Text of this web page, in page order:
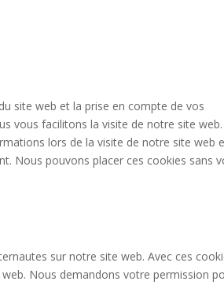
site web et la prise en compte de vos
vous facilitons la visite de notre site web.
lors de la visite de notre site web
Nous pouvons placer ces cookies sans
sur notre site web. Avec ces
Nous demandons votre permission